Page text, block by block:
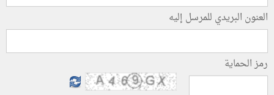
العنون البريدي للمرسل إليه
رمز الحماية